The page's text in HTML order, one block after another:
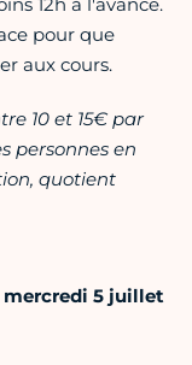
12h à l'avance.
pour que
aux cours.
10 et 15€ par
personnes en
quotient
mercredi 5 juillet